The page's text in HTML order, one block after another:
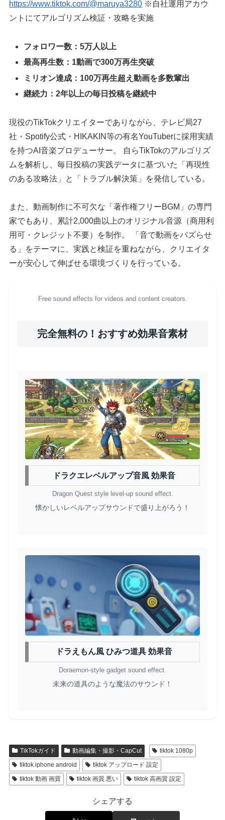
https://www.tiktok.com/@maruya3280 ※自社運用アカウ
ントにてアルゴリズム検証・攻略を実施
フォロワー数：5万人以上
最高再生数：1動画で300万再生突破
ミリオン達成：100万再生超え動画を多数輩出
継続力：2年以上の毎日投稿を継続中
現役のTikTokクリエイターでありながら、テレビ局27
社・Spotify公式・HIKAKIN等の有名YouTuberに採用実績
を持つAI音楽プロデューサー。 自らTikTokのアルゴリズ
ムを解析し、毎日投稿の実践データに基づいた「再現性
のある攻略法」と「トラブル解決策」を発信している。
また、動画制作に不可欠な「著作権フリーBGM」の専門
家でもあり、累計2,000曲以上のオリジナル音源（商用利
用可・クレジット不要）を制作。 「音で動画をバズらせ
る」をテーマに、実践と検証を重ねながら、クリエイタ
ーが安心して伸ばせる環境づくりを行っている。
Free sound effects for videos and content creators.
完全無料の！おすすめ効果音素材
ドラクエレベルアップ音風 効果音
Dragon Quest style level-up sound effect.
懐かしいレベルアップサウンドで盛り上がろう！
ドラえもん風 ひみつ道具 効果音
Doraemon-style gadget sound effect.
未来の道具のような魔法のサウンド！
TikTokガイド 動画編集・撮影・CapCut
tiktok 1080p
tiktok iphone android
tiktok アップロード 設定
tiktok 動画 画質
tiktok 画質 悪い tiktok 高画質 設定
シェアする